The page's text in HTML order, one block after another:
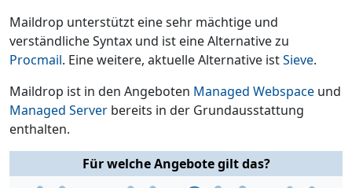
Maildrop unterstützt eine sehr mächtige und
verständliche Syntax und ist eine Alternative zu
Procmail. Eine weitere, aktuelle Alternative istSieve.
Maildrop ist in den Angeboten Managed Webspace und
Managed Server bereits in der Grundausstattung
enthalten.
Für welche Angebote gilt das?